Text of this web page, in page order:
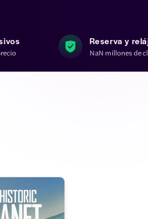
Reserva y
NaN millones de